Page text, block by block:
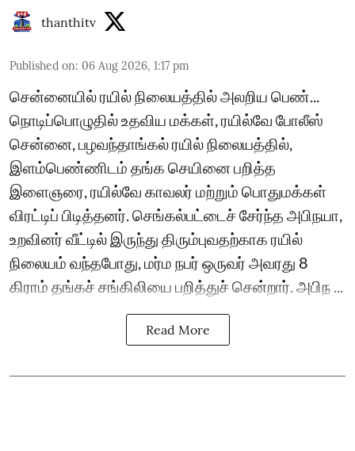
thanthitv
Published on: 06 Aug 2026, 1:17 pm
சென்னையில் ரயில் நிலையத்தில் அலறிய பெண்...
நொடிப்பொழுதில் உதவிய மக்கள், ரயில்வே போலீஸ்
சென்னை, பழவந்தாங்கல் ரயில் நிலையத்தில்,
இளம்பெண்ணிடம் தங்க செயினை பறித்த
இளைஞரை, ரயில்வே காவலர் மற்றும் பொதுமக்கள்
விரட்டிப் பிடித்தனர். செங்கல்பட்டைச் சேர்ந்த அபிநயா,
உறவினர் வீட்டில் இருந்து திரும்புவதற்காக ரயில்
நிலையம் வந்தபோது, மர்ம நபர் ஒருவர் அவரது 8
கிராம் தங்கச் சங்கிலியை பறித்துச் சென்றார். அபிந ...
Read More